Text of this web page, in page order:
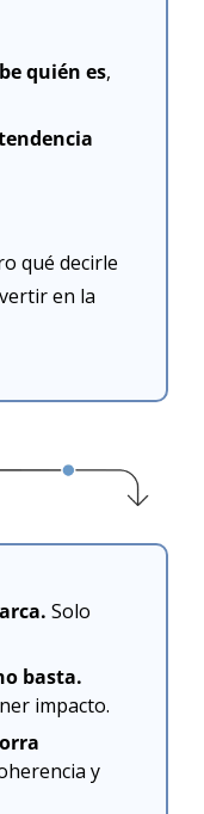
quién es,
qué decirle
en la
Solo
basta.
impacto.
y